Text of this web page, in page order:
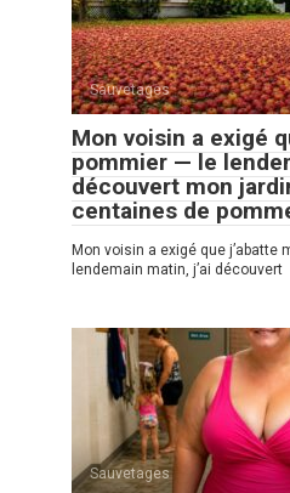
Sauvetages
Mon voisin a exigé
pommier — le
découvert mon
centaines de
Mon voisin a exigé que j’abatte
lendemain matin, j’ai découvert
Sauvetages